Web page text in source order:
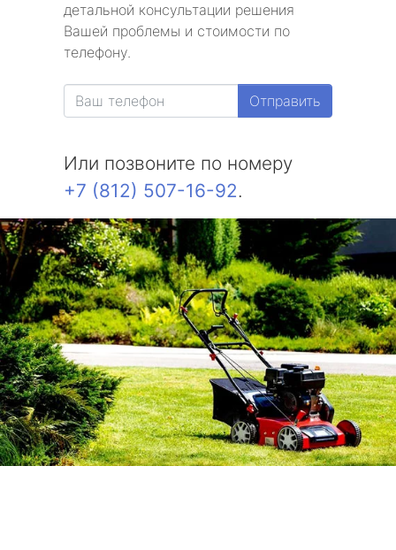
детальной консультации решения
Вашей проблемы и стоимости по
телефону.
Отправить
Или позвоните по номеру
+7 (812) 507-16-92.